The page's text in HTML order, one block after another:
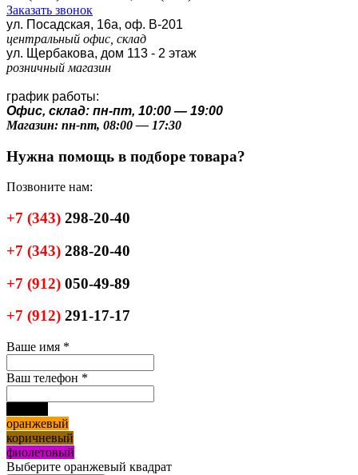
Заказать звонок
ул. Посадская, 16а, оф. В-201
центральный офис, склад
ул. Щербакова, дом 113 - 2 этаж
розничный магазин
график работы:
Офис, склад: пн-пт, 10:00 — 19:00
Магазин: пн-пт, 08:00 — 17:30
Нужна помощь в подборе товара?
Позвоните нам:
+7 (343) 298-20-40
+7 (343) 288-20-40
+7 (912) 050-49-89
+7 (912) 291-17-17
Ваше имя *
Ваш телефон *
оранжевый
коричневый
фиолетовый
Выберите оранжевый квадрат